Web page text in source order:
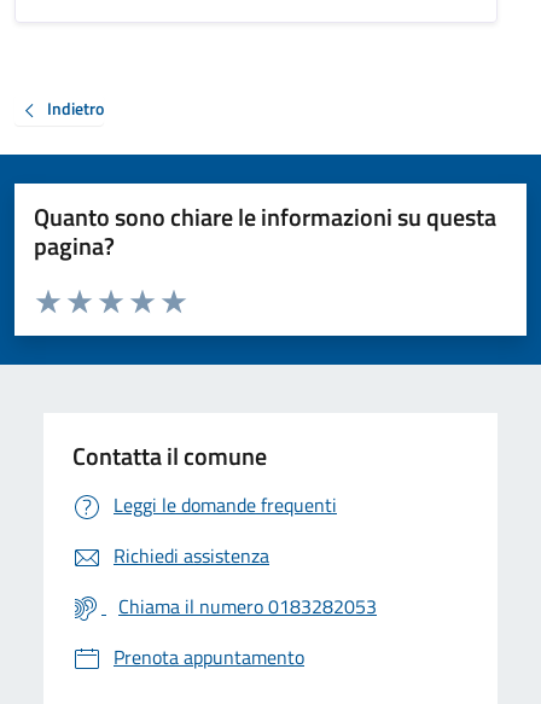
Indietro
Quanto sono chiare le informazioni su questa
pagina?
Valuta da 1 a 5 stelle la pagina
Valuta 5 stelle su 5
Valuta 4 stelle su 5
Valuta 3 stelle su 5
Valuta 2 stelle su 5
Valuta 1 stelle su 5
Contatta il comune
Leggi le domande frequenti
Richiedi assistenza
Chiama il numero 0183282053
Prenota appuntamento